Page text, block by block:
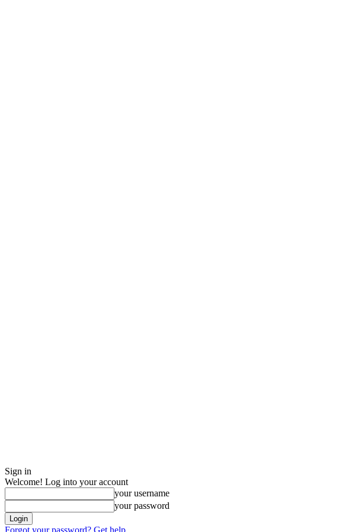
Sign in
Welcome! Log into your account
your username
your password
Forgot your password? Get help